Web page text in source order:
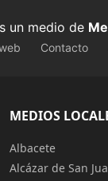
un medio de
Contacto
MEDIOS
Albacete
Alcázar de San